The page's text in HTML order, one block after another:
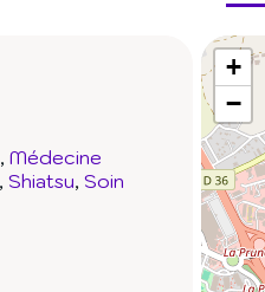
Médecine
Shiatsu Soin
+
−